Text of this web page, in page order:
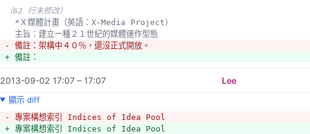
（62 行未修改）
  *Ｘ媒體計畫（英語：X-Media Project）
  主旨：建立一種２１世紀的媒體運作型態
- 備註：架構中４０％，還沒正式開放。
+ 備註：
2013-09-02 17:07 – 17:07 Lee
顯示 diff
- 專案構想索引 Indices of Idea Pool
+ 專案構想索引 Indices of Idea Pool